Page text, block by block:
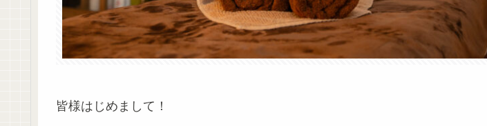
皆様はじめまして！